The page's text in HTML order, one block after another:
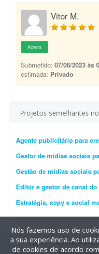
Vitor M.
Aceita
Submetido: 07/06/2023 às
estimada: Privado
Projetos semelhantes
Agente publicitário para
Gestor de mídias sociais
Gestão de mídias sociais
Editor e gestor de canal
Estratégia, copy e social
@2014-2026
Termos de uso|
Nós fazemos uso de
a sua experiência. Ao
de cookies de acordo